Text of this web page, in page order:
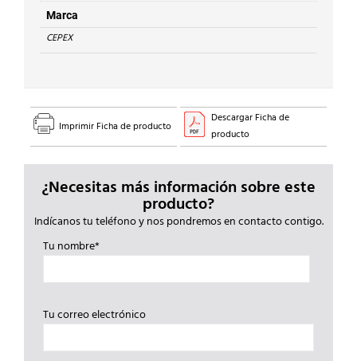
Marca
CEPEX
Imprimir Ficha de producto
Descargar Ficha de
producto
¿Necesitas más información sobre este
producto?
Indícanos tu teléfono y nos pondremos en contacto contigo.
Tu nombre*
Tu correo electrónico